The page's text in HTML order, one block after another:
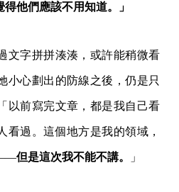
得他們應該不用知道。」
文字拼拼湊湊，或許能稍微看
小心劃出的防線之後，仍是只
以前寫完文章，都是我自己看
看過。這個地方是我的領域，
——但是這次我不能不講。 」